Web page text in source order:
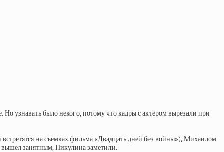
узнавать было некого, потому что кадры с актером вырезали при
на съемках фильма «Двадцать дней без войны»), Михаилом
занятным, Никулина заметили.